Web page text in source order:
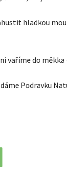
hladkou
vaříme do měkka
Podravku